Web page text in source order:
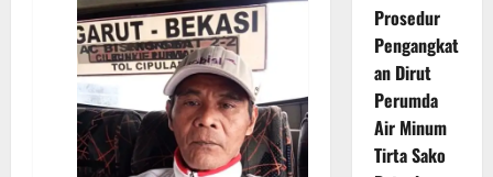
Prosedur
Pengangkat
an Dirut
Perumda
Air Minum
Tirta Sako